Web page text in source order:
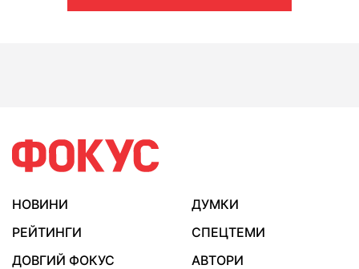
НОВИНИ
ДУМКИ
РЕЙТИНГИ
СПЕЦТЕМИ
ДОВГИЙ ФОКУС
АВТОРИ